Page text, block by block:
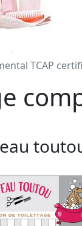
TCAP